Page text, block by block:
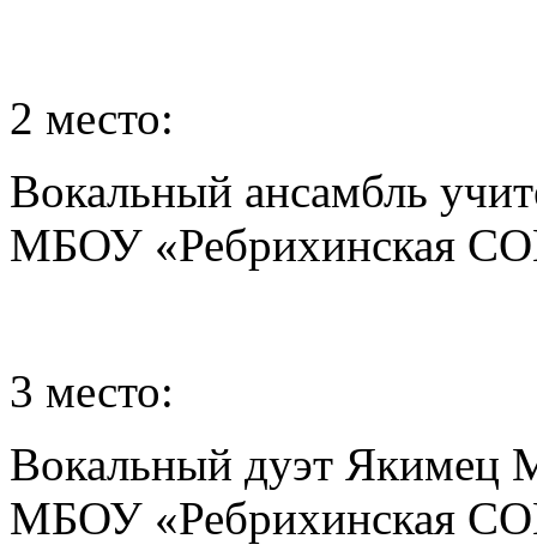
2 место:
Вокальный ансамбль
МБОУ «Ребрихинская
3 место:
Вокальный дуэт Якимец
МБОУ «Ребрихинская